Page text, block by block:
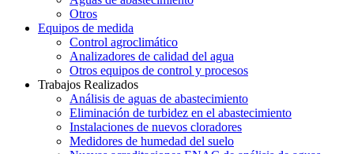
Otros
Equipos de medida
Control agroclimático
Analizadores de calidad del agua
Otros equipos de control y procesos
Trabajos Realizados
Análisis de aguas de abastecimiento
Eliminación de turbidez en el abastecimiento
Instalaciones de nuevos cloradores
Medidores de humedad del suelo